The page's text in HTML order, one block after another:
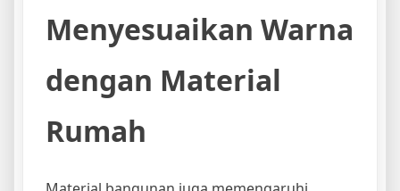
Menyesuaikan Warna
dengan Material
Rumah